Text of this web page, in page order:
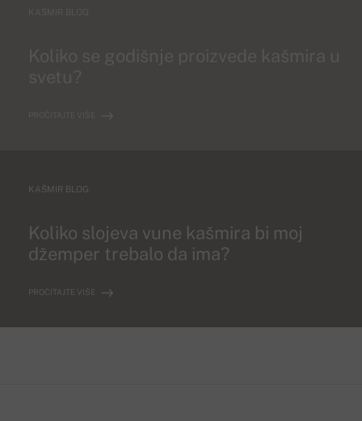
KAŠMIR BLOG
Koliko slojeva vune kašmira bi moj
džemper trebalo da ima?
PROČITAJTE VIŠE